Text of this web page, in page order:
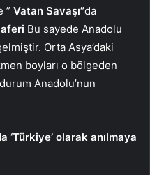
” Vatan Savaşı”da
Bu sayede Anadolu
Orta Asya’daki
boyları o bölgeden
Anadolu’nun
‘Türkiye’ olarak anılmaya